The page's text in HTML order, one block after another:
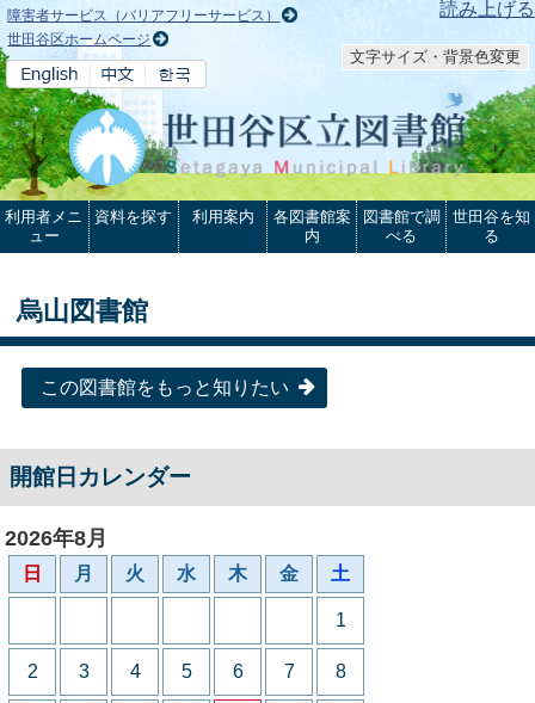
本文へ 読み上げる
障害者サービス（バリアフリーサービス）
世田谷区ホームページ
文字サイズ・背景色変更
利用者メニ
ュー
資料を探す 利用案内
各図書館案
内
図書館で調
べる
世田谷を知
る
烏山図書館
この図書館をもっと知りたい
開館日カレンダー
2026年8月
日 月 火 水 木 金 土
1
2 3 4 5 6 7 8